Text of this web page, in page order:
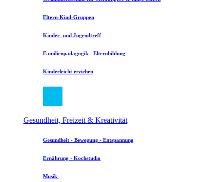
Eltern-Kind-Gruppen
Kinder- und Jugendtreff
Familienpädagogik - Elternbildung
Kinderleicht erziehen
Gesundheit, Freizeit & Kreativität
Gesundheit - Bewegung - Entspannung
Ernährung - Kochstudio
Musik